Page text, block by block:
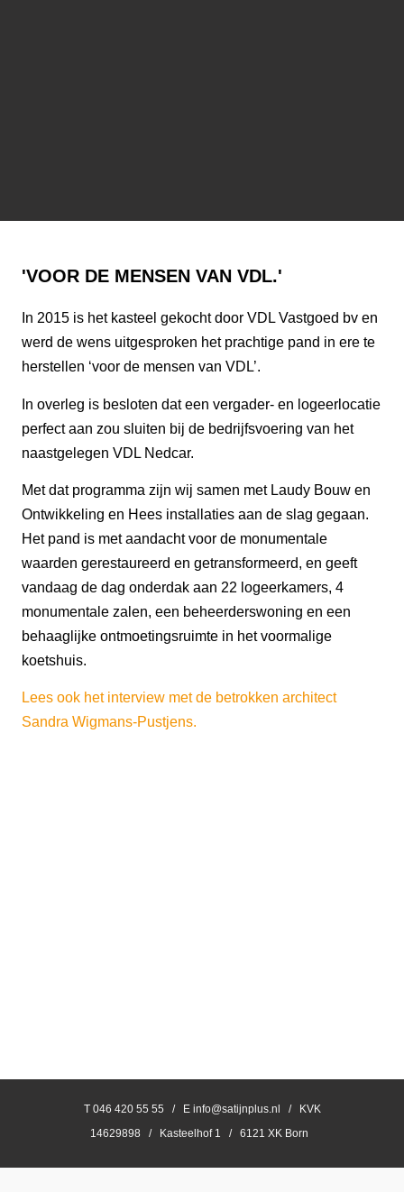
'VOOR DE MENSEN VAN VDL.'
In 2015 is het kasteel gekocht door VDL Vastgoed bv en
werd de wens uitgesproken het prachtige pand in ere te
herstellen ‘voor de mensen van VDL’.
In overleg is besloten dat een vergader- en logeerlocatie
perfect aan zou sluiten bij de bedrijfsvoering van het
naastgelegen VDL Nedcar.
Met dat programma zijn wij samen met Laudy Bouw en
Ontwikkeling en Hees installaties aan de slag gegaan.
Het pand is met aandacht voor de monumentale
waarden gerestaureerd en getransformeerd, en geeft
vandaag de dag onderdak aan 22 logeerkamers, 4
monumentale zalen, een beheerderswoning en een
behaaglijke ontmoetingsruimte in het voormalige
koetshuis.
Lees ook het interview met de betrokken architect
Sandra Wigmans-Pustjens.
T 046 420 55 55 / E info@satijnplus.nl / KVK
14629898 / Kasteelhof 1 / 6121 XK Born